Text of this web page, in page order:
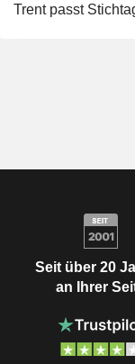
Trent passt
Seit über 20
an Ihrer